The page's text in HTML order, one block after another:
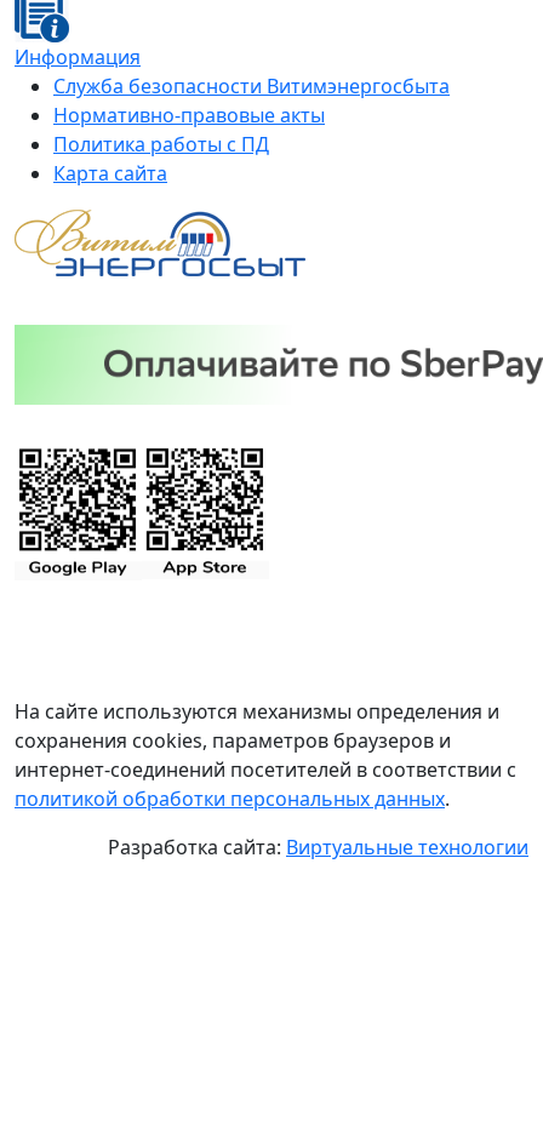
Информация
Служба безопасности Витимэнергосбыта
Нормативно-правовые акты
Политика работы с ПД
Карта сайта
На сайте используются механизмы определения и
сохранения cookies, параметров браузеров и
интернет-соединений посетителей в соответствии с
политикой обработки персональных данных.
Разработка сайта: Виртуальные технологии